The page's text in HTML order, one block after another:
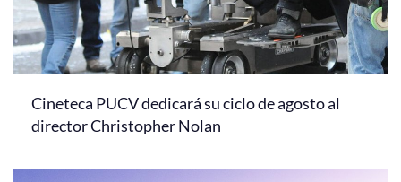
Cineteca PUCV dedicará su ciclo de agosto al
director Christopher Nolan